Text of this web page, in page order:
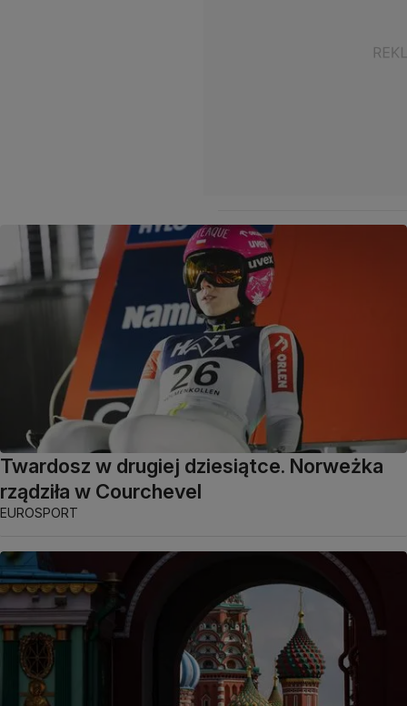
Twardosz w drugiej dziesiątce. Norweżka
rządziła w Courchevel
EUROSPORT